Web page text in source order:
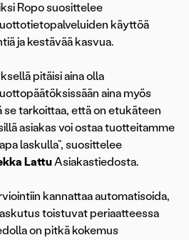
Ropo suosittelee
käyttöä
ja kestävää kasvua.
pitäisi aina olla
aina myös
se tarkoittaa, että on etukäteen
asiakas voi ostaa tuotteitamme
laskulla”, suosittelee
LattuAsiakastiedosta.
kannattaa automatisoida,
toistuvat periaatteessa
on pitkä kokemus